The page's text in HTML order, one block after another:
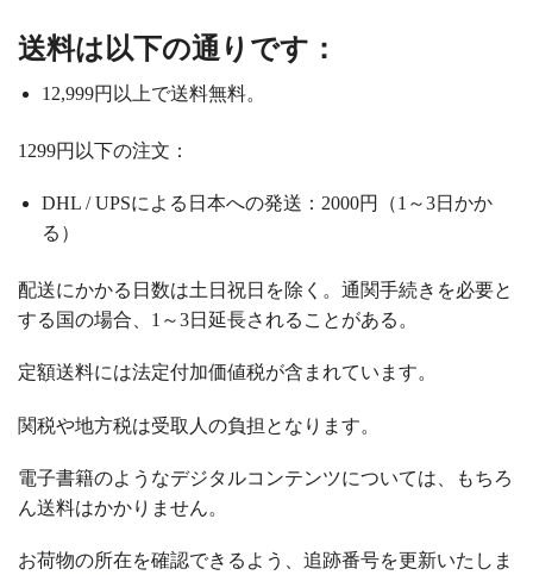
送料は以下の通りです：
12,999円以上で送料無料。
1299円以下の注文：
DHL / UPSによる日本への発送：2000円（1～3日かか
る）
配送にかかる日数は土日祝日を除く。通関手続きを必要と
する国の場合、1～3日延長されることがある。
定額送料には法定付加価値税が含まれています。
関税や地方税は受取人の負担となります。
電子書籍のようなデジタルコンテンツについては、もちろ
ん送料はかかりません。
お荷物の所在を確認できるよう、追跡番号を更新いたしま